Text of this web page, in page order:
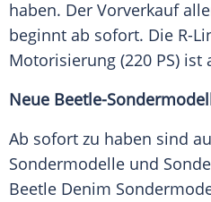
haben. Der Vorverkauf
beginnt ab sofort. Die R-
Motorisierung (220 PS)
Neue Beetle-
Ab sofort zu haben sind
Sondermodelle und
Beetle Denim